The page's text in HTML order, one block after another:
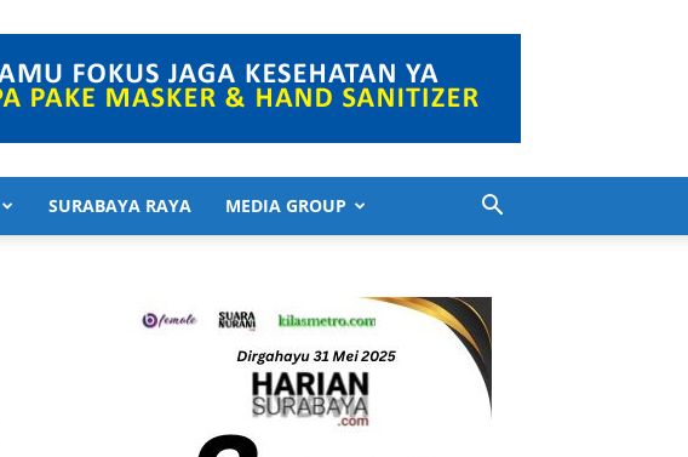
SURABAYA RAYA MEDIA GROUP